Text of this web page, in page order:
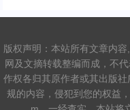
C） 2024年上海太阳能光伏
位预订
版权声明：本站所有文章内
网及文摘转载整编而成，不
作权各归其原作者或其出版
规的内容，侵犯到您的权益